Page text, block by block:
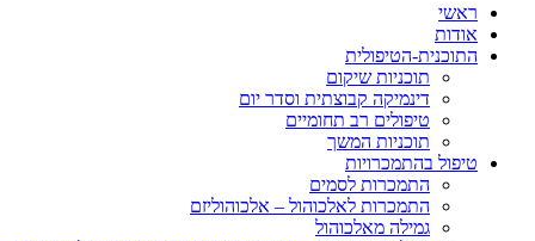
ראשי
אודות
התוכנית-הטיפולית
תוכניות שיקום
דינמיקה קבוצתית וסדר יום
טיפולים רב תחומיים
תוכניות המשך
טיפול בהתמכרויות
התמכרות לסמים
התמכרות לאלכוהול – אלכוהוליזם
גמילה מאלכוהול